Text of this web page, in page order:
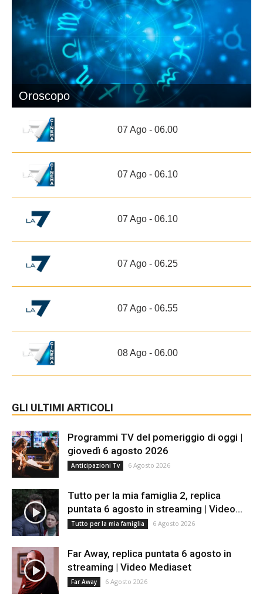
Oroscopo
07 Ago - 06.00
07 Ago - 06.10
07 Ago - 06.10
07 Ago - 06.25
07 Ago - 06.55
08 Ago - 06.00
GLI ULTIMI ARTICOLI
Programmi TV del pomeriggio di oggi |
giovedì 6 agosto 2026
Anticipazioni Tv 6 Agosto 2026
Tutto per la mia famiglia 2, replica
puntata 6 agosto in streaming | Video...
Tutto per la mia famiglia 6 Agosto 2026
Far Away, replica puntata 6 agosto in
streaming | Video Mediaset
Far Away 6 Agosto 2026